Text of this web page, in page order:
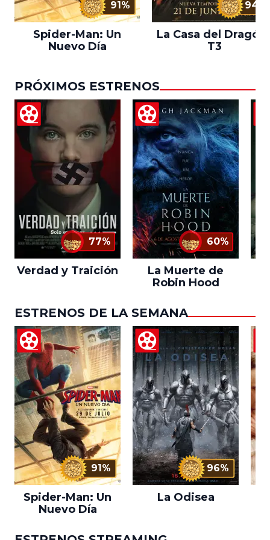
91%
Spider-Man: Un
Nuevo Día
94%
La Casa del Dragón
T3
PRÓXIMOS ESTRENOS
77%
Verdad y Traición
60%
La Muerte de
Robin Hood
ESTRENOS DE LA SEMANA
91%
Spider-Man: Un
Nuevo Día
96%
La Odisea